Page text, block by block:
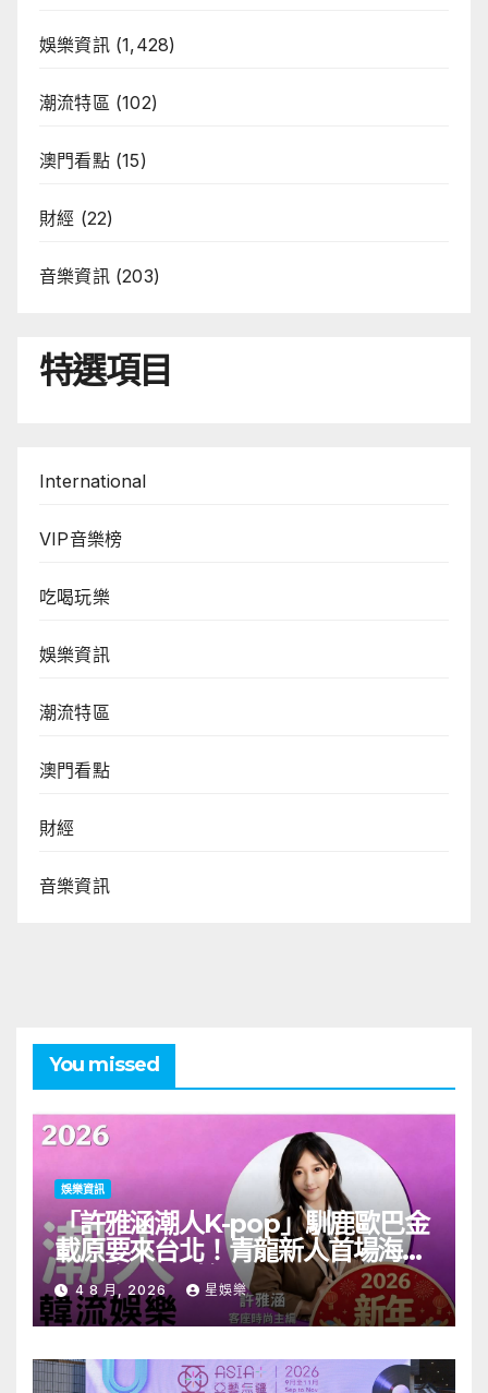
娛樂資訊(1,428)
潮流特區 (102)
澳門看點(15)
財經 (22)
音樂資訊(203)
特選項目
International
VIP音樂榜
吃喝玩樂
娛樂資訊
潮流特區
澳門看點
財經
音樂資訊
You missed
娛樂資訊
「許雅涵潮人K-pop」馴鹿歐巴金
載原要來台北！青龍新人首場海外
見面會8/9開搶
4 8 月, 2026 星娛樂